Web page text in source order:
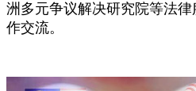
洲多元争议解决研究院等法
作交流。